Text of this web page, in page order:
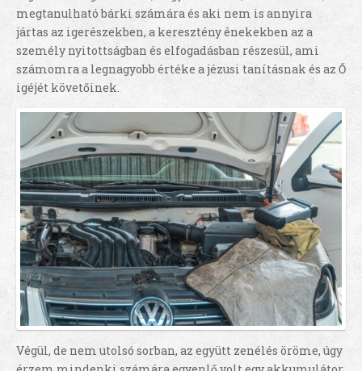
megtanulható bárki számára és aki nem is annyira
jártas az igerészekben, a keresztény énekekben az a
személy nyitottságban és elfogadásban részesül, ami
számomra a legnagyobb értéke a jézusi tanításnak és az Ő
igéjét követőinek.
Végül, de nem utolsó sorban, az együtt zenélés öröme, úgy